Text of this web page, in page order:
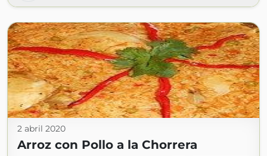
2 abril 2020
Arroz con Pollo a la Chorrera